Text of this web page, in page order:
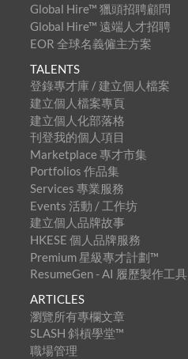
Global Hire™ 獵頭招聘顧問
Global Hire™ 遠端人才招聘
EOR 全球名義僱主方案
TALENTS
登錄專才庫 / 建立個人檔案
建立個人檔案專頁
建立個人化部落格
刊登我的個人項目
Marketplace 專才市集
Portfolios 作品集
Services 專業服務
Events 活動 / 工作坊
建立個人品牌故事
HKESE 個人品牌服務
Premium 星級專才計劃™
ResumeGen - AI 履歷製作工具
ARTICLES
瀏覽所有專欄文章
SLASH 斜槓學堂™
職場管理